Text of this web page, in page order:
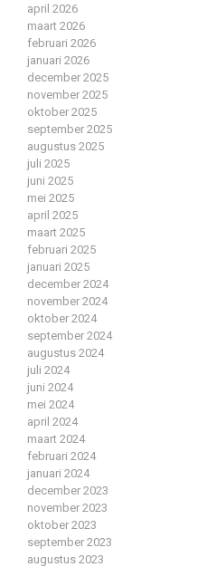
april 2026
maart 2026
februari 2026
januari 2026
december 2025
november 2025
oktober 2025
september 2025
augustus 2025
juli 2025
juni 2025
mei 2025
april 2025
maart 2025
februari 2025
januari 2025
december 2024
november 2024
oktober 2024
september 2024
augustus 2024
juli 2024
juni 2024
mei 2024
april 2024
maart 2024
februari 2024
januari 2024
december 2023
november 2023
oktober 2023
september 2023
augustus 2023